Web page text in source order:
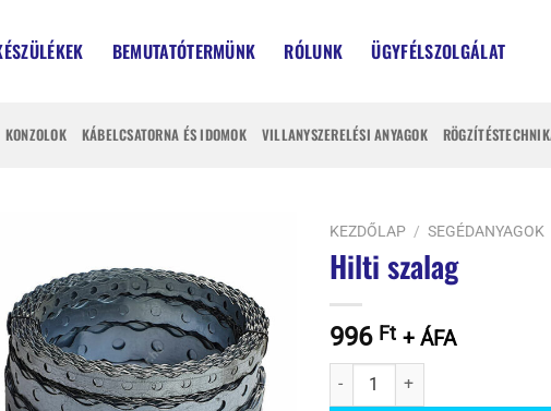
BEMUTATÓTERMÜNK RÓLUNK ÜGYFÉLSZOLGÁLAT
KONZOLOK KÁBELCSATORNA ÉS IDOMOK VILLANYSZERELÉSI ANYAGOK
KEZDŐLAP / SEGÉDANYAGOK
Hilti szalag
996 Ft + ÁFA
Hilti szalag mennyiség